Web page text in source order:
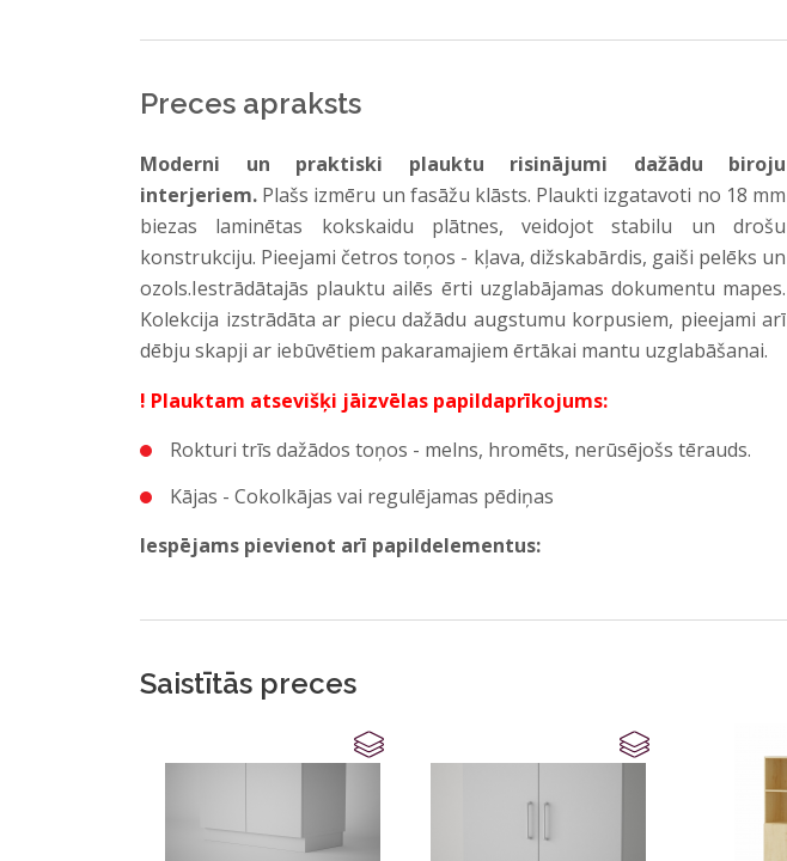
Preces apraksts
Moderni un praktiski plauktu risinājumi dažādu biroju
interjeriem. Plašs izmēru un fasāžu klāsts. Plaukti izgatavoti no 18 mm
biezas laminētas kokskaidu plātnes, veidojot stabilu un drošu
konstrukciju. Pieejami četros toņos - kļava, dižskabārdis, gaiši pelēks un
ozols.Iestrādātajās plauktu ailēs ērti uzglabājamas dokumentu mapes.
Kolekcija izstrādāta ar piecu dažādu augstumu korpusiem, pieejami arī
dēbju skapji ar iebūvētiem pakaramajiem ērtākai mantu uzglabāšanai.
! Plauktam atsevišķi jāizvēlas papildaprīkojums:
Rokturi trīs dažādos toņos - melns, hromēts, nerūsējošs tērauds.
Kājas - Cokolkājas vai regulējamas pēdiņas
Iespējams pievienot arī papildelementus:
Papildus plauktu
Saistītās preces